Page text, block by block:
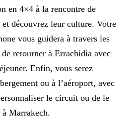
en 4×4 à la rencontre de
découvrez leur culture. Votre
vous guidera à travers les
retourner à Errachidia avec
Enfin, vous serez
ou à l’aéroport, avec
le circuit ou de le
Marrakech.